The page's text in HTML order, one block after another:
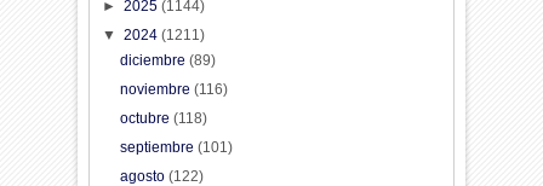
►2025(1144)
▼2024(1211)
diciembre (89)
noviembre (116)
octubre (118)
septiembre (101)
agosto (122)